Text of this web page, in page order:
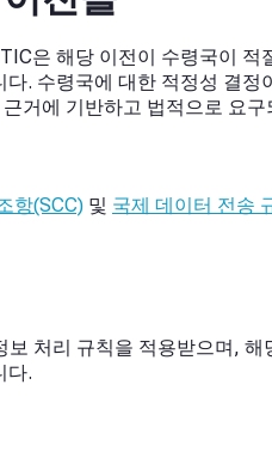
은 해당 이전이 수령국이 적
. 수령국에 대한 적정성 결정
거에 기반하고 법적으로 요
항(SCC) 및 국제 데이터 전송
처리 규칙을 적용받으며, 해
다.